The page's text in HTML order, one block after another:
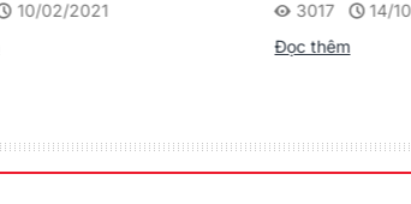
10/02/2021
theo Sản
3017
14/
Đọc thêm